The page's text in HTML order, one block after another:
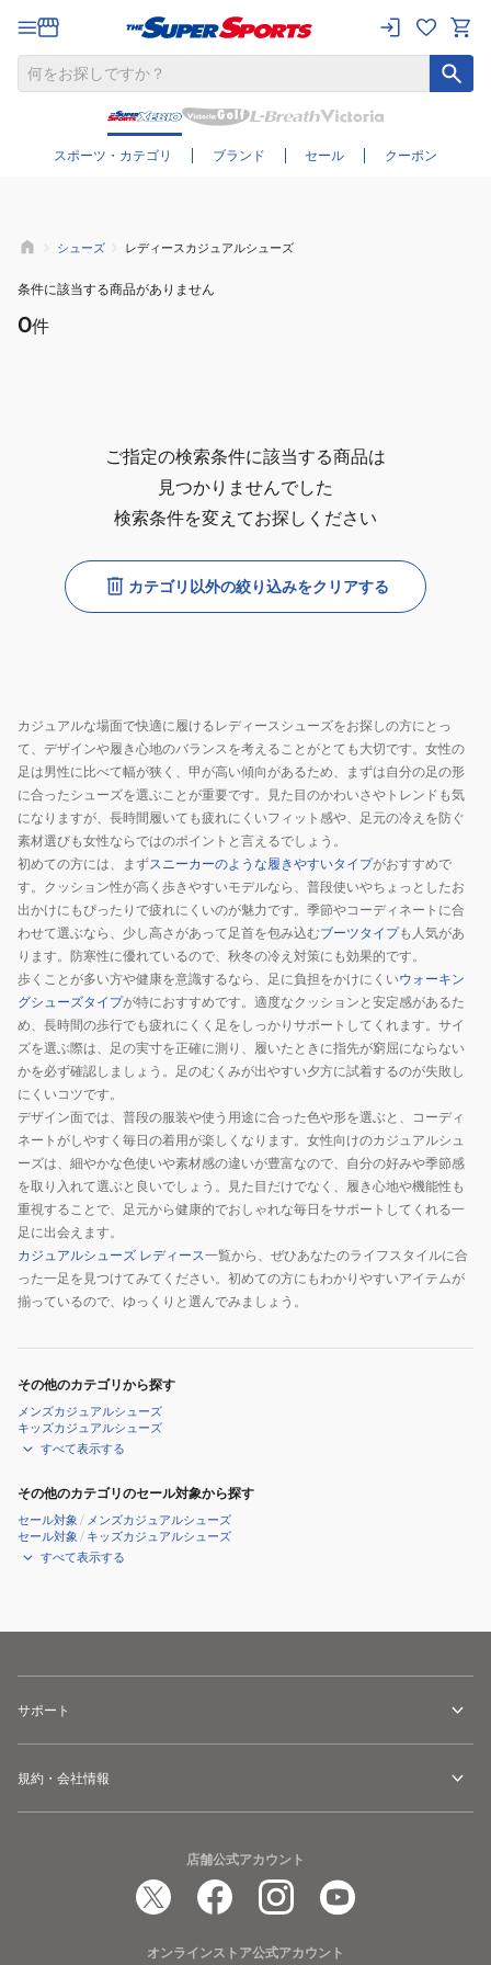
スポーツ・カテゴリ ブランド セール クーポン
さらに絞り込む
シューズ レディースカジュアルシューズ
条件に該当する商品がありません
0件
ご指定の検索条件に該当する商品は
見つかりませんでした
検索条件を変えてお探しください
カテゴリ以外の絞り込みをクリアする
カジュアルな場面で快適に履けるレディースシューズをお探しの方にとっ
て、デザインや履き心地のバランスを考えることがとても大切です。女性の
足は男性に比べて幅が狭く、甲が高い傾向があるため、まずは自分の足の形
に合ったシューズを選ぶことが重要です。見た目のかわいさやトレンドも気
になりますが、長時間履いても疲れにくいフィット感や、足元の冷えを防ぐ
素材選びも女性ならではのポイントと言えるでしょう。
初めての方には、まずスニーカーのような履きやすいタイプがおすすめで
す。クッション性が高く歩きやすいモデルなら、普段使いやちょっとしたお
出かけにもぴったりで疲れにくいのが魅力です。季節やコーディネートに合
わせて選ぶなら、少し高さがあって足首を包み込むブーツタイプも人気があ
ります。防寒性に優れているので、秋冬の冷え対策にも効果的です。
歩くことが多い方や健康を意識するなら、足に負担をかけにくいウォーキン
グシューズタイプが特におすすめです。適度なクッションと安定感があるた
め、長時間の歩行でも疲れにくく足をしっかりサポートしてくれます。サイ
ズを選ぶ際は、足の実寸を正確に測り、履いたときに指先が窮屈にならない
かを必ず確認しましょう。足のむくみが出やすい夕方に試着するのが失敗し
にくいコツです。
デザイン面では、普段の服装や使う用途に合った色や形を選ぶと、コーディ
ネートがしやすく毎日の着用が楽しくなります。女性向けのカジュアルシュ
ーズは、細やかな色使いや素材感の違いが豊富なので、自分の好みや季節感
を取り入れて選ぶと良いでしょう。見た目だけでなく、履き心地や機能性も
重視することで、足元から健康的でおしゃれな毎日をサポートしてくれる一
足に出会えます。
カジュアルシューズ レディース一覧から、ぜひあなたのライフスタイルに合
った一足を見つけてみてください。初めての方にもわかりやすいアイテムが
揃っているので、ゆっくりと選んでみましょう。
その他のカテゴリから探す
メンズカジュアルシューズ
キッズカジュアルシューズ
すべて表示する
その他のカテゴリのセール対象から探す
セール対象 / メンズカジュアルシューズ
セール対象 / キッズカジュアルシューズ
すべて表示する
サポート
規約・会社情報
店舗公式アカウント
オンラインストア公式アカウント